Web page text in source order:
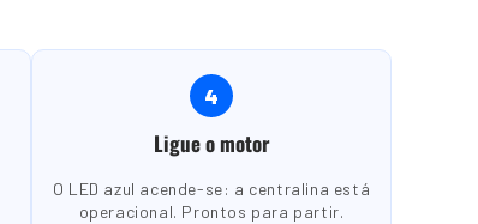
4
Ligue o motor
O LED azul acende-se: a centralina está
operacional. Prontos para partir.